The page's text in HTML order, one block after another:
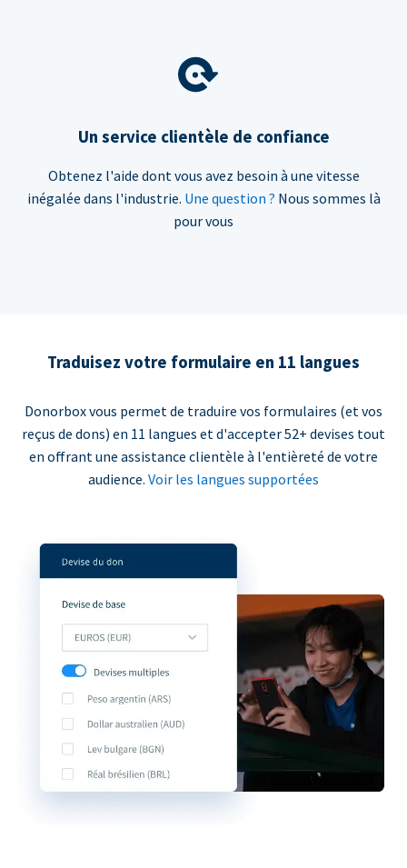
Un service clientèle de confiance
Obtenez l'aide dont vous avez besoin à une vitesse
inégalée dans l'industrie. Une question ? Nous sommes là
pour vous
Traduisez votre formulaire en 11 langues
Donorbox vous permet de traduire vos formulaires (et vos
reçus de dons) en 11 langues et d'accepter 52+ devises tout
en offrant une assistance clientèle à l'entièreté de votre
audience. Voir les langues supportées